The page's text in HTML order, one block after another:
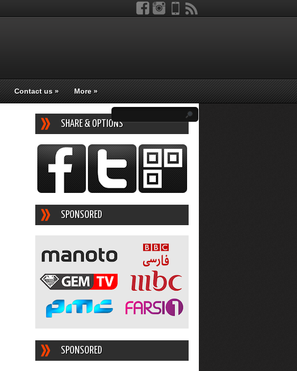
Contact us» More»
SHARE & OPTIONS
SPONSORED
SPONSORED